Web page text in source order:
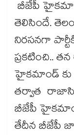
బీజేపీ
తెలిసిందే.
నిరసనగా
ప్రకటించి..
హైకమాండ్ కు
తర్వాత
బీజేపీ
తేదీన బీజేపీ